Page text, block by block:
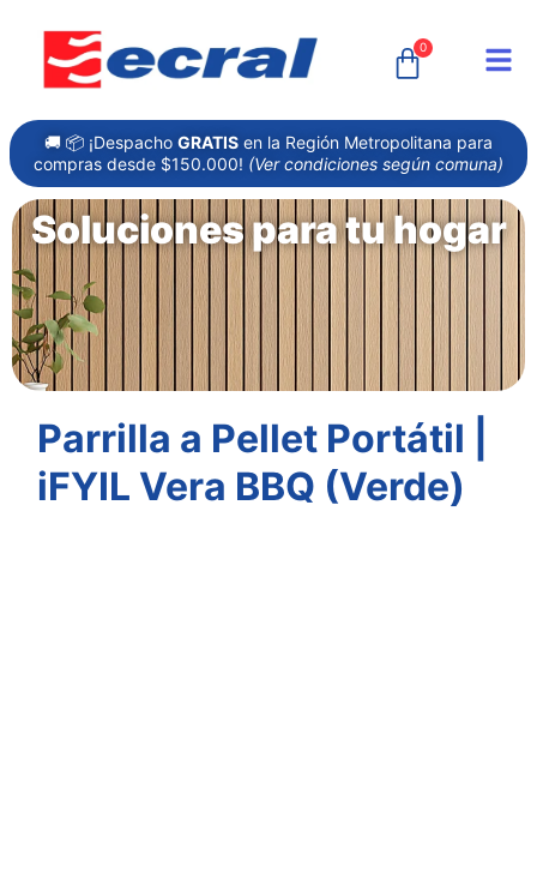
0
🚚 📦 ¡Despacho GRATIS en la Región Metropolitana para
compras desde $150.000! (Ver condiciones según comuna)
Soluciones para tu hogar
Parrilla a Pellet Portátil |
iFYIL Vera BBQ (Verde)